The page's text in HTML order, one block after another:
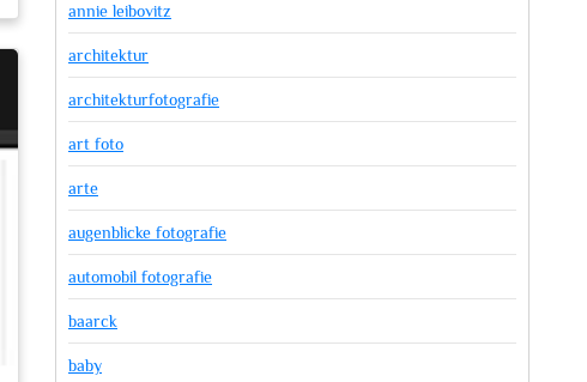
annie leibovitz
architektur
architekturfotografie
art foto
arte
augenblicke fotografie
automobil fotografie
baarck
baby